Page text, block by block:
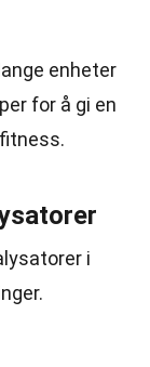
enheter
for å gi en
i